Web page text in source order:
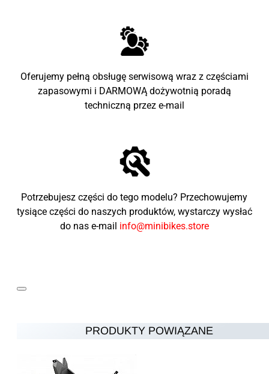
Oferujemy pełną obsługę serwisową wraz z częściami
zapasowymi i DARMOWĄ dożywotnią poradą
techniczną przez e-mail
Potrzebujesz części do tego modelu? Przechowujemy
tysiące części do naszych produktów, wystarczy wysłać
do nas e-mail info@minibikes.store
PRODUKTY POWIĄZANE